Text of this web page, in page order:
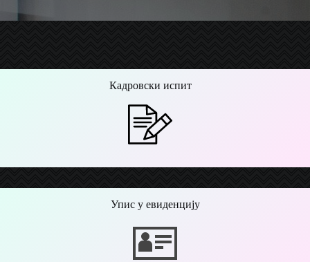
Кадровски испит
Упис у евиденцију